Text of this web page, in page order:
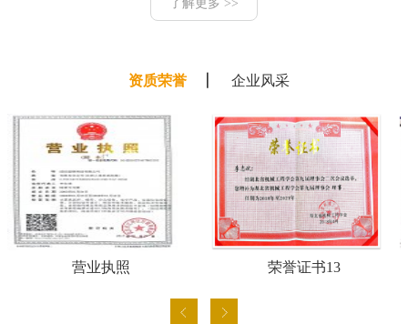
了解更多 >>
资质荣誉 企业风采
营业执照 荣誉证书13